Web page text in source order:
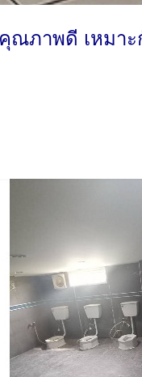
คุณภาพดี เหม